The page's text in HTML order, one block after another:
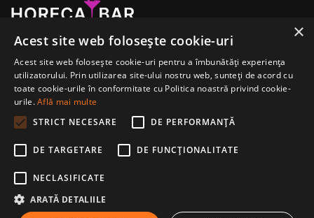
Importator și distribuitor național de produse profesionale
pentru HoReCa, din 2008.
Adresa
I.P.C. TRADE S.R.L. | RO 16211900 | Adresă: Iași, Str.
×
Acest site web folosește cookie-uri
Acest site web folosește cookie-uri pentru a îmbunătăți experiența
utilizatorului. Prin utilizarea site-ului nostru web, sunteți de acord cu
toate cookie-urile în conformitate cu Politica noastră privind cookie-
urile.Află mai multe
STRICT NECESARE
DE PERFORMANȚĂ
DE TARGETARE DE FUNCŢIONALITATE
NECLASIFICATE
ARATĂ DETALIILE